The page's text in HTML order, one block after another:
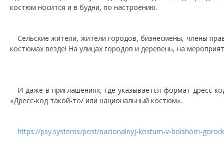
костюм носится и в будни, по настроению.
Сельские жители, жители городов, бизнесмены, члены
костюмах везде! На улицах городов и деревень, на
И даже в приглашениях, где указывается формат дресс-
«Дресс-код такой-то/ или национальный костюм».
https://psy.systems/post/nacionalnyj-kostum-v-bolshom-